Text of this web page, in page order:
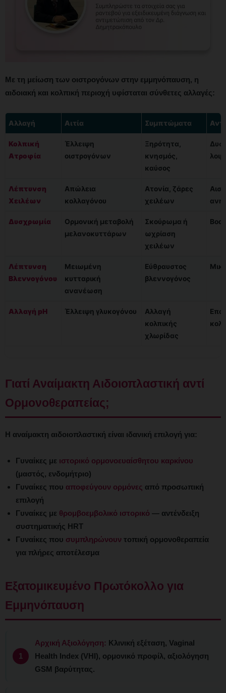
Με τη μείωση των οιστρογόνων στην εμμηνόπαυση, η
αιδοιακή και κολπική περιοχή υφίσταται σύνθετες αλλαγές:
Αλλαγή Αιτία Συμπτώματα
Κολπική
Ατροφία
Έλλειψη
οιστρογόνων
Ξηρότητα,
κνησμός,
καύσος
Λέπτυνση
Χειλέων
Απώλεια
κολλαγόνου
Ατονία, ζάρες
χειλέων
Δυσχρωμία
Ορμονική μεταβολή
μελανοκυττάρων
Σκούρωμα ή
ωχρίαση
χειλέων
Λέπτυνση
Βλεννογόνου
Μειωμένη
κυτταρική
ανανέωση
Εύθραυστος
βλεννογόνος
Αλλαγή pH Έλλειψη γλυκογόνου
Αλλαγή
κολπικής
χλωρίδας
Γιατί Αναίμακτη Αιδοιοπλαστική αντί
Ορμονοθεραπείας;
Η αναίμακτη αιδοιοπλαστική είναι ιδανική επιλογή για:
Γυναίκες με ιστορικό ορμονοευαίσθητου καρκίνου
(μαστός, ενδομήτριο)
Γυναίκες που αποφεύγουν ορμόνες από προσωπική
επιλογή
Γυναίκες με θρομβοεμβολικό ιστορικό — αντένδειξη
συστηματικής HRT
Γυναίκες που συμπληρώνουν τοπική ορμονοθεραπεία
για πλήρες αποτέλεσμα
Εξατομικευμένο Πρωτόκολλο για
Εμμηνόπαυση
Αρχική Αξιολόγηση: Κλινική εξέταση, Vaginal
Health Index (VHI), ορμονικό προφίλ, αξιολόγηση
GSM βαρύτητας.